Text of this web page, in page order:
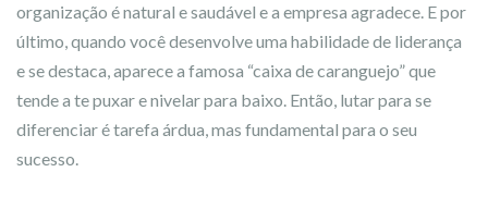
organização é natural e saudável e a empresa agradece. E por
último, quando você desenvolve uma habilidade de liderança
e se destaca, aparece a famosa “caixa de caranguejo” que
tende a te puxar e nivelar para baixo. Então, lutar para se
diferenciar é tarefa árdua, mas fundamental para o seu
sucesso.